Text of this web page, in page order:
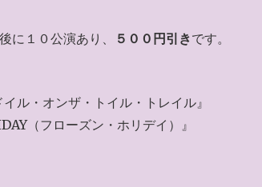
に１０公演あり、 ５００円引きです。
ル・オンザ・トイル・トレイル』
（フローズン・ホリデイ）』